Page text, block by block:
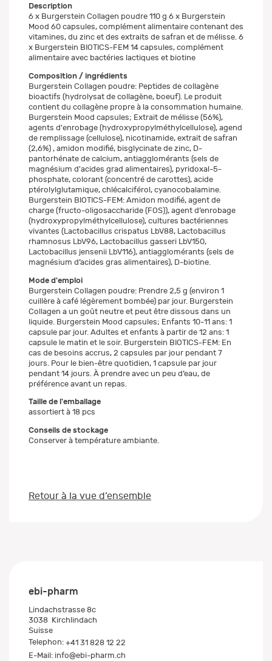
Description
6 x Burgerstein Collagen poudre 110 g 6 x Burgerstein
Mood 60 capsules, complément alimentaire contenant des
vitamines, du zinc et des extraits de safran et de mélisse. 6
x Burgerstein BIOTICS-FEM 14 capsules, complément
alimentaire avec bactéries lactiques et biotine
Composition / ingrédients
Burgerstein Collagen poudre: Peptides de collagène
bioactifs (hydrolysat de collagène, boeuf). Le produit
contient du collagène propre à la consommation humaine.
Burgerstein Mood capsules; Extrait de mélisse (56%),
agents d'enrobage (hydroxypropylméthylcellulose), agend
de remplissage (cellulose), nicotinamide, extrait de safran
(2,6%) , amidon modifié, bisglycinate de zinc, D-
pantorhénate de calcium, antiagglomérants (sels de
magnésium d'acides grad alimentaires), pyridoxal-5-
phosphate, colorant (concentré de carottes), acide
ptérolylglutamique, chlécalciférol, cyanocobalamine.
Burgerstein BIOTICS-FEM: Amidon modifié, agent de
charge (fructo-oligosaccharide (FOS)), agent d’enrobage
(hydroxypropylméthylcellulose), cultures bactériennes
vivantes (Lactobacillus crispatus LbV88, Lactobacillus
rhamnosus LbV96, Lactobacillus gasseri LbV150,
Lactobacillus jensenii LbV116), antiagglomérants (sels de
magnésium d’acides gras alimentaires), D-biotine.
Mode d'emploi
Burgerstein Collagen poudre: Prendre 2,5 g (environ 1
cuillère à café légèrement bombée) par jour. Burgerstein
Collagen a un goût neutre et peut être dissous dans un
liquide. Burgerstein Mood capsules; Enfants 10-11 ans: 1
capsule par jour. Adultes et enfants à partir de 12 ans: 1
capsule le matin et le soir. Burgerstein BIOTICS-FEM: En
cas de besoins accrus, 2 capsules par jour pendant 7
jours. Pour le bien-être quotidien, 1 capsule par jour
pendant 14 jours. À prendre avec un peu d’eau, de
préférence avant un repas.
Taille de l'emballage
assortiert à 18 pcs
Conseils de stockage
Conserver à température ambiante.
Retour à la vue d’ensemble
ebi-pharm
Lindachstrasse 8c
3038 Kirchlindach
Suisse
Telephon: +41 31 828 12 22
E-Mail: info@ebi-pharm.ch